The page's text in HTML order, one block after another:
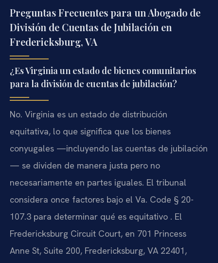
Preguntas Frecuentes para un Abogado de
División de Cuentas de Jubilación en
Fredericksburg, VA
¿Es Virginia un estado de bienes comunitarios
para la división de cuentas de jubilación?
No. Virginia es un estado de distribución
equitativa, lo que significa que los bienes
conyugales —incluyendo las cuentas de jubilación
— se dividen de manera justa pero no
necesariamente en partes iguales. El tribunal
considera once factores bajo el Va. Code § 20-
107.3 para determinar qué es equitativo . El
Fredericksburg Circuit Court, en 701 Princess
Anne St, Suite 200, Fredericksburg, VA 22401,